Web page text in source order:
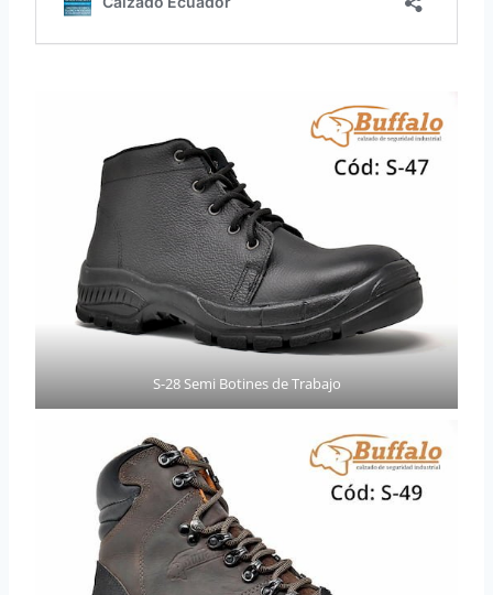
S-28 Semi Botines de Trabajo